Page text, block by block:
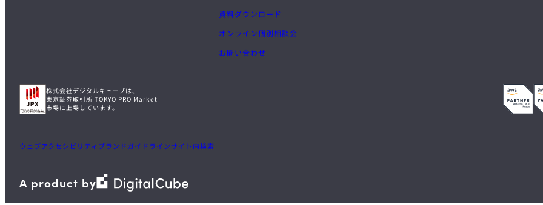
資料ダウンロード
オンライン個別相談会
お問い合わせ
株式会社デジタルキューブは、
東京証券取引所 TOKYO PRO Market
市場に上場しています。
ウェブアクセシビリティ ブランドガイドラインサイト内検索
A product by